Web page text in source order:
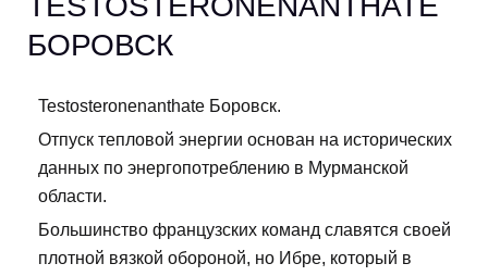
БОРОВСК
Testosteronenanthate Боровск.
Отпуск тепловой энергии основан на исторических
данных по энергопотреблению в Мурманской
области.
Большинство французских команд славятся своей
плотной вязкой обороной, но Ибре, который в